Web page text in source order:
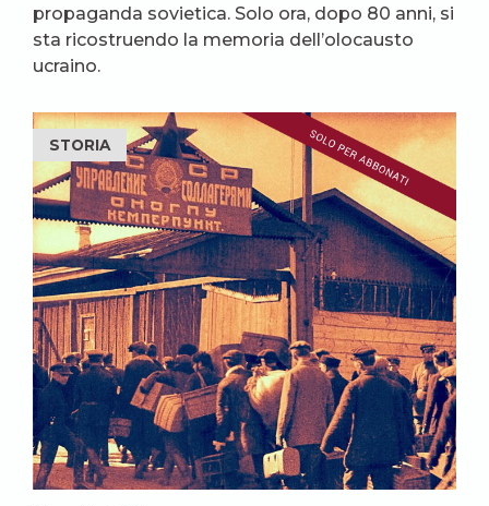
propaganda sovietica. Solo ora, dopo 80 anni, si
sta ricostruendo la memoria dell’olocausto
ucraino.
STORIA